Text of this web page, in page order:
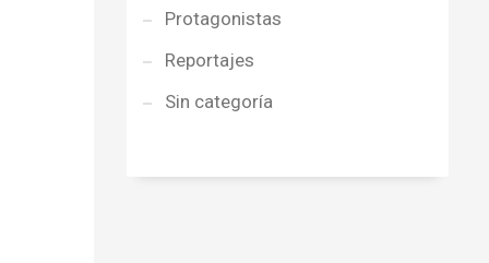
Protagonistas
Reportajes
Sin categoría